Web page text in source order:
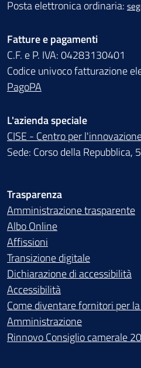
Posta elettronica ordinaria:
Fatture e pagamenti
C.F. e P. IVA: 04283130401
Codice univoco fatturazione
PagoPA
L'azienda speciale
CISE - Centro per
Sede: Corso della Repubblica,
Trasparenza
Amministrazione trasparente
Albo Online
Affissioni
Transizione digitale
Dichiarazione di accessibilità
Accessibilità
Come diventare fornitori per
Amministrazione
Rinnovo Consiglio camerale